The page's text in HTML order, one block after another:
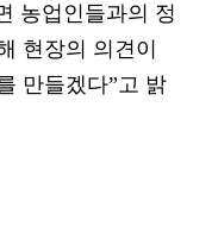
농업인들과의 정
현장의 의견이
만들겠다”고 밝